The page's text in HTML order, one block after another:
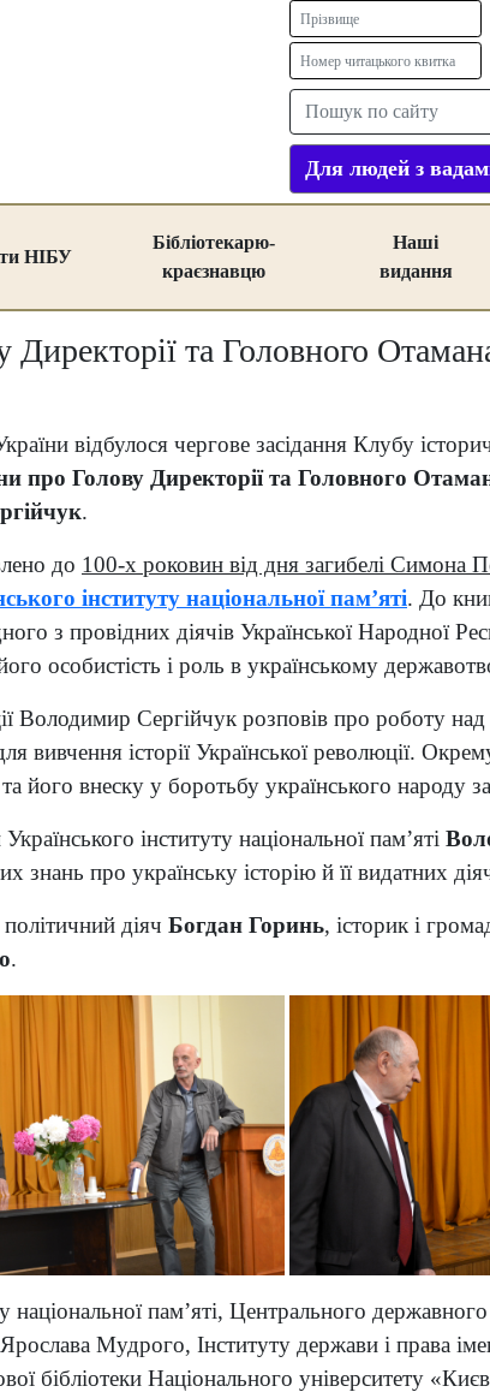
Для людей з
НІБУ
Бібліотекарю-
краєзнавцю
Наші
видання
та Головного
відбулося чергове засідання Клубу
Голову Директорії та Головного
.
до 100-х роковин від дня загибелі Симона
інституту національної пам’яті. До
з провідних діячів Української Народної
особистість і роль в українському
Володимир Сергійчук розповів про роботу
вивчення історії Української революції.
його внеску у боротьбу українського народу за
інституту національної пам’яті
знань про українську історію й її видатних
діяч Богдан Горинь, історик і
.
національної пам’яті, Центрального
Ярослава Мудрого, Інституту держави і права
бібліотеки Національного університету